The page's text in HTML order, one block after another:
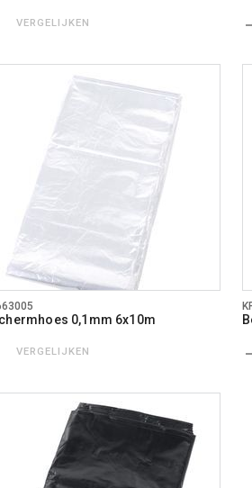
VERGELIJKEN
0,1mm 6x10m
VERGELIJKEN